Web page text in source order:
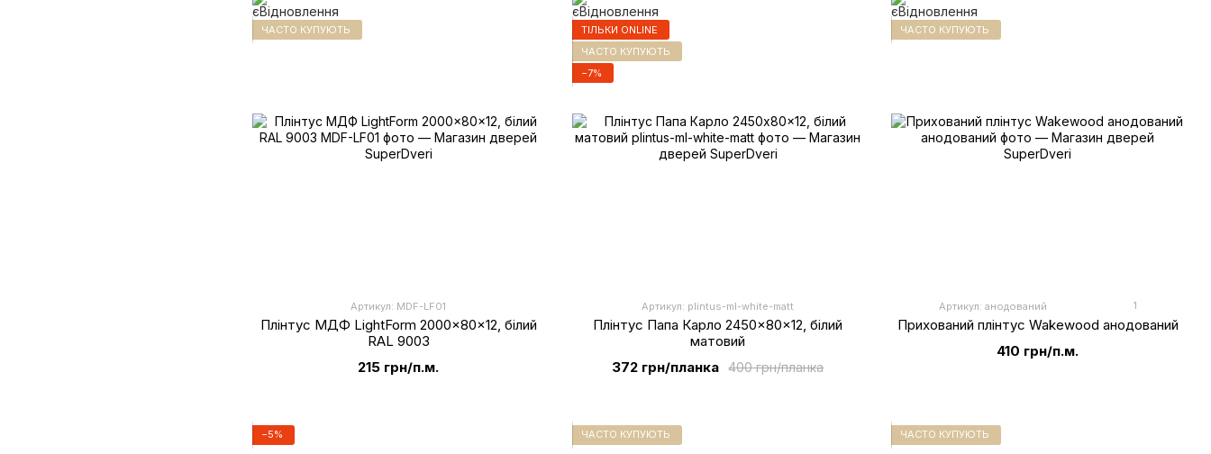
ЧАСТО КУПУЮТЬ
Артикул: MDF-LF01
Плінтус МДФ LightForm 2000x80x12, білий
RAL 9003
215 грн/п.м.
ТІЛЬКИ ONLINE
ЧАСТО КУПУЮТЬ
−7%
Артикул: plintus-ml-white-matt
Плінтус Папа Карло 2450x80x12, білий
матовий
400 грн/планка
372 грн/планка
ЧАСТО КУПУЮТЬ
Артикул: анодований 1
Прихований плінтус Wakewood анодований
410 грн/п.м.
−5% ЧАСТО КУПУЮТЬ ЧАСТО КУПУЮТЬ